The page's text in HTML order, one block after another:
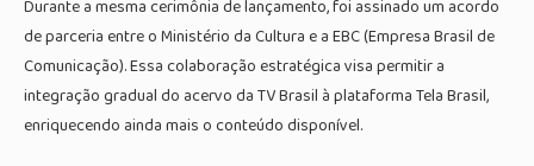
Durante a mesma cerimônia de lançamento, foi assinado um acordo
de parceria entre o Ministério da Cultura e a EBC (Empresa Brasil de
Comunicação). Essa colaboração estratégica visa permitir a
integração gradual do acervo da TV Brasil à plataforma Tela Brasil,
enriquecendo ainda mais o conteúdo disponível.